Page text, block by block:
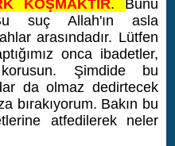
KOŞMAKTIR. Bunu
suç Allah'ın asla
arasındadır. Lütfen
onca ibadetler,
Şimdide bu
da olmaz dedirtecek
bırakıyorum. Bakın bu
atfedilerek neler